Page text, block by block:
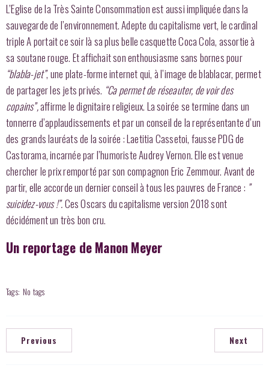
L’Eglise de la Très Sainte Consommation est aussi impliquée dans la
sauvegarde de l’environnement. Adepte du capitalisme vert, le cardinal
triple A portait ce soir là sa plus belle casquette Coca Cola, assortie à
sa soutane rouge. Et affichait son enthousiasme sans bornes pour
“blabla-jet”, une plate-forme internet qui, à l’image de blablacar, permet
de partager les jets privés. “Ca permet de réseauter, de voir des
copains”,affirme le dignitaire religieux. La soirée se termine dans un
tonnerre d’applaudissements et par un conseil de la représentante d’un
des grands lauréats de la soirée : Laetitia Cassetoi, fausse PDG de
Castorama, incarnée par l’humoriste Audrey Vernon. Elle est venue
chercher le prix remporté par son compagnon Eric Zemmour. Avant de
partir, elle accorde un dernier conseil à tous les pauvres de France : ”
suicidez-vous !”.Ces Oscars du capitalisme version 2018 sont
décidément un très bon cru.
Un reportage de Manon Meyer
Tags: No tags
Previous Next